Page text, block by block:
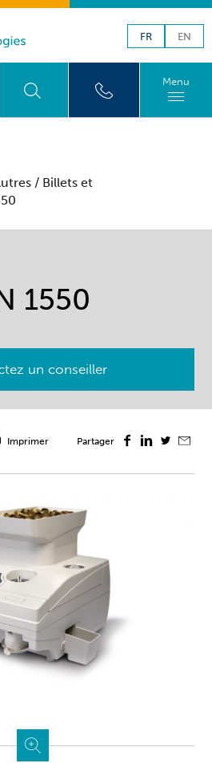
FR EN
Menu
/ Billets et
1550
un conseiller
Partager
Imprimer